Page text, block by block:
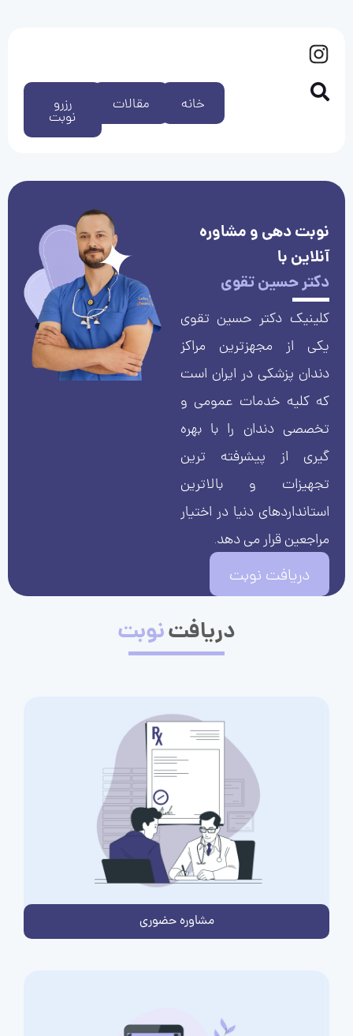
رزرو
نوبت
مقالات خانه
نوبت دهی و مشاوره
آنلاین با
دکتر حسین تقوی
کلینیک دکتر حسین تقوی
یکی از مجهزترین مراکز
دندان پزشکی در ایران است
که کلیه خدمات عمومی و
تخصصی دندان را با بهره
گیری از پیشرفته ترین
تجهیزات و بالاترین
استانداردهای دنیا در اختیار
مراجعین قرار می دهد.
دریافت نوبت
دریافتنوبت
مشاوره حضوری